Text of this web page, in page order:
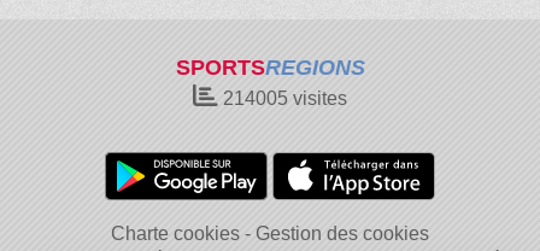
SPORTSREGIONS
214005 visites
Charte cookies
Gestion des cookies